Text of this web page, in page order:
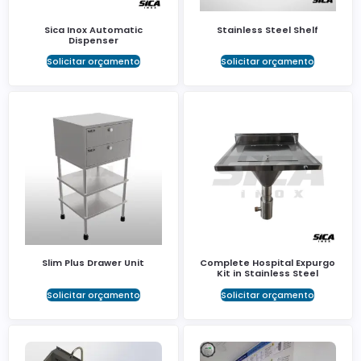
Sica Inox Automatic
Dispenser
Solicitar orçamento
Stainless Steel Shelf
Solicitar orçamento
Slim Plus Drawer Unit
Solicitar orçamento
Complete Hospital Expurgo
Kit in Stainless Steel
Solicitar orçamento